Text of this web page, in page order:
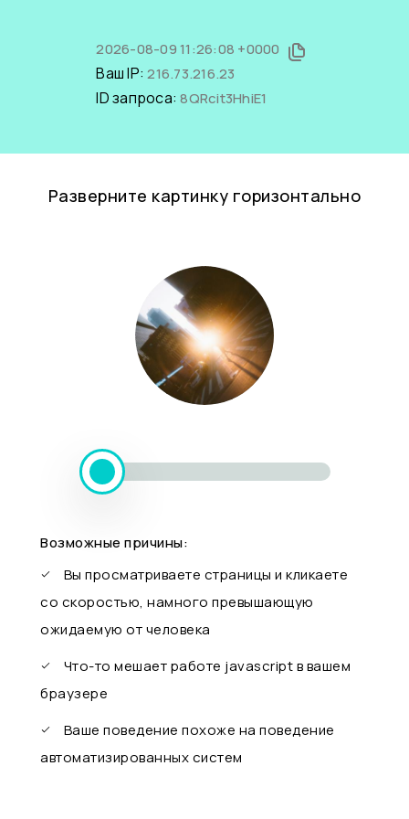
2026-08-09 11:26:08 +0000
Ваш IP:216.73.216.23
ID запроса:8QRcit3HhiE1
Разверните картинку горизонтально
Возможные причины:
Вы просматриваете страницы и кликаете
со скоростью, намного превышающую
ожидаемую от человека
Что-то мешает работе javascript в вашем
браузере
Ваше поведение похоже на поведение
автоматизированных систем